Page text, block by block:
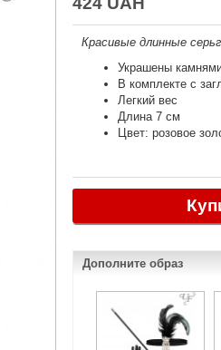
Красивые длинные
Украшены
В комплекте с
Легкий вес
Длина 7 см
Цвет: розовое
Дополните образ